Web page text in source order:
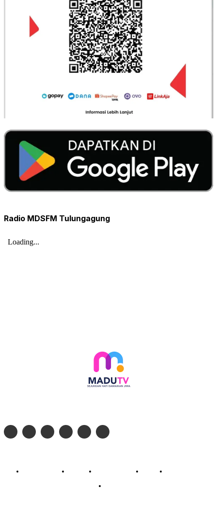
Radio MDSFM Tulungagung
Profil Madu TV Redaksi Pedoman Siber Kontak